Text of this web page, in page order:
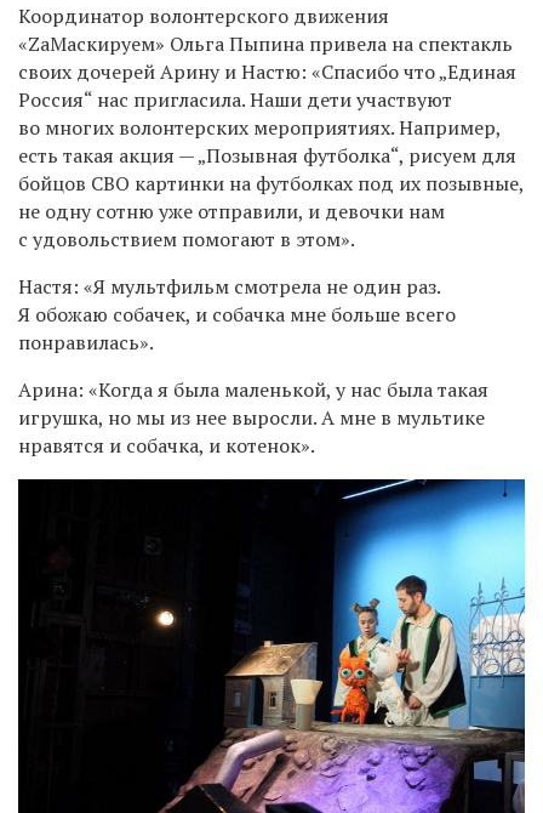
Координатор волонтерского движения
«ZаМаскируем» Ольга Пыпина привела на спектакль
своих дочерей Арину и Настю: «Спасибо что „Единая
Россия“ нас пригласила. Наши дети участвуют
во многих волонтерских мероприятиях. Например,
есть такая акция — „Позывная футболка“, рисуем для
бойцов СВО картинки на футболках под их позывные,
не одну сотню уже отправили, и девочки нам
с удовольствием помогают в этом».
Настя: «Я мультфильм смотрела не один раз.
Я обожаю собачек, и собачка мне больше всего
понравилась».
Арина: «Когда я была маленькой, у нас была такая
игрушка, но мы из нее выросли. А мне в мультике
нравятся и собачка, и котенок».